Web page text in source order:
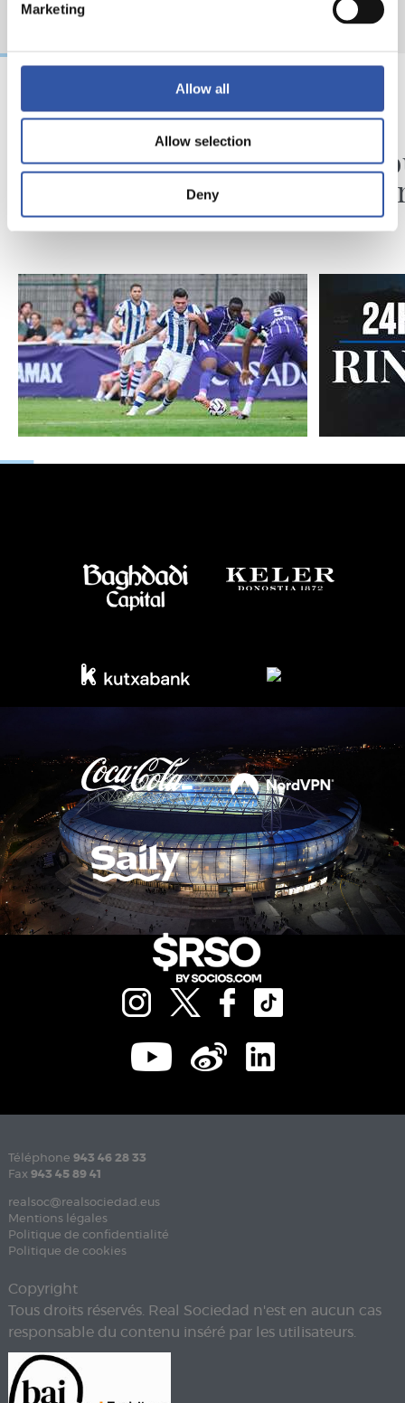
Marketing
Allow all
Allow selection
Deny
31/07/2026
Des minutes en plus
24/07/2026
Une
Téléphone 943 46 28 33
Fax 943 45 89 41
realsoc@realsociedad.eus
Mentions légales
Politique de confidentialité
Politique de cookies
Copyright
Tous droits réservés. Real Sociedad n'est en aucun cas
responsable du contenu inséré par les utilisateurs.